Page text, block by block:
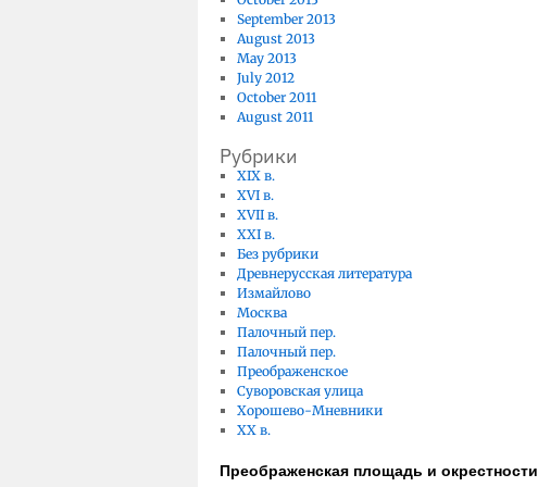
September 2013
August 2013
May 2013
July 2012
October 2011
August 2011
Рубрики
XIX в.
XVI в.
XVII в.
XXI в.
Без рубрики
Древнерусская литература
Измайлово
Москва
Палочный пер.
Палочный пер.
Преображенское
Суворовская улица
Хорошево-Мневники
ХХ в.
Преображенская площадь и окрестности